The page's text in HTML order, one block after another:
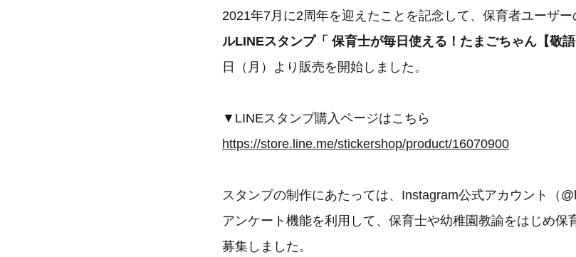
2021年7月に2周年を迎えたことを記念して、保育者ユーザ
ルLINEスタンプ「 保育士が毎日使える！たまごちゃん【敬語
日（月）より販売を開始しました。
▼LINEスタンプ購入ページはこちら
https://store.line.me/stickershop/product/16070900
スタンプの制作にあたっては、Instagram公式アカウント（
アンケート機能を利用して、保育士や幼稚園教諭をはじめ保
募集しました。